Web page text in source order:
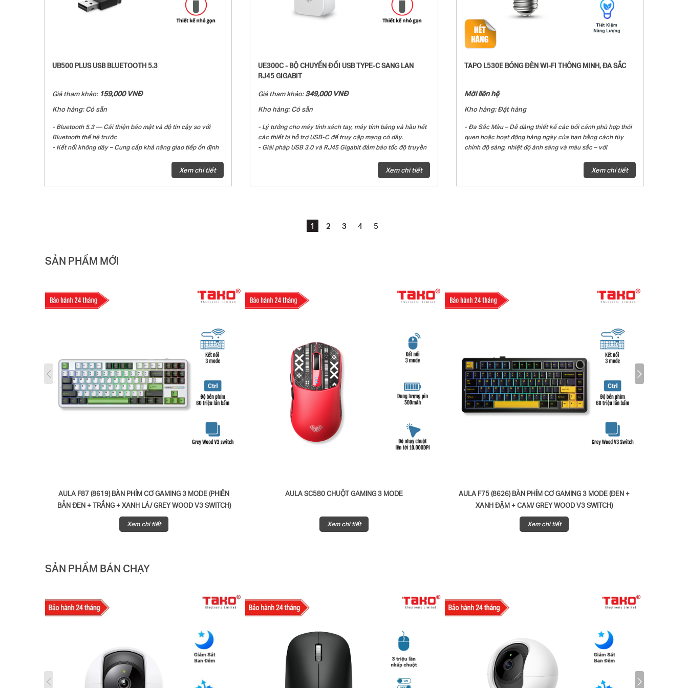
UB500 PLUS USB BLUETOOTH 5.3
Giá tham khảo: 159,000 VNĐ
Kho hàng: Có sẵn
- Bluetooth 5.3 — Cải thiện bảo mật và độ tin cậy so với
Bluetooth thế hệ trước
- Kết nối không dây – Cung cấp khả năng giao tiếp ổn định
- Ăng-ten đa hướng có thể điều chỉnh – Xoay và điều chỉnh
ăng-ten đa hướng để cải thiện trải nghiệm và hiệu suất của
Xem chi tiết
UE300C - BỘ CHUYỂN ĐỔI USB TYPE-C SANG LAN
RJ45 GIGABIT
Giá tham khảo:349,000 VNĐ
Kho hàng: Có sẵn
- Lý tưởng cho máy tính xách tay, máy tính bảng và hầu hết
các thiết bị hỗ trợ USB-C để truy cập mạng có dây.
- Giải pháp USB 3.0 và RJ45 Gigabit đảm bảo tốc độ truyền
- Cắm và dùng với Windows 11/10/8.1/8, macOS, iPadOS,
- Thiết kế dây có thể gập lại và nhỏ gọn phù hợp với
Xem chi tiết
TAPO L530E BÓNG ĐÈN WI-FI THÔNG MINH, ĐA SẮC
Mời liên hệ
Kho hàng: Đặt hàng
- Đa Sắc Màu – Dễ dàng thiết kế các bối cảnh phù hợp thói
quen hoặc hoạt động hàng ngày của bạn bằng cách tùy
chỉnh độ sáng, nhiệt độ ánh sáng và màu sắc – với
- Tương đương 60-watt – bóng đèn LED tạo độ sáng trắng
lên tới 806 lumens và có thể điều chỉnh độ sáng mờ từ 1%
đến 100%.
- Điều Khiển Bằng Giọng Nói – Quản lý đèn bằng lệnh thoại
của bạn, Tapo hoạt động với Amazon Alexa và Trợ lý
Google.
- Chế Độ Vắng Nhà – Tự động mô phỏng một người nào đó
đang ở nhà để những vị khách không mong muốn luôn tránh
xa nhà bạn.
- Khôi Phục Trạng Thái Ánh Sáng Cuối – bóng đèn tự động
trở lại trạng thái sau cùng, trước khi tắt nguồn.
Xem chi tiết
1 2 3 4 5
SẢN PHẨM MỚI
AULA F87 (8619) BÀN PHÍM CƠ GAMING 3 MODE (PHIÊN
BẢN ĐEN + TRẮNG + XANH LÁ/ GREY WOOD V3 SWITCH)
Xem chi tiết
AULA SC580 CHUỘT GAMING 3 MODE
Xem chi tiết
AULA F75 (8626) BÀN PHÍM CƠ GAMING 3 MODE (ĐEN +
XANH ĐẬM + CAM/ GREY WOOD V3 SWITCH)
Xem chi tiết
SẢN PHẨM BÁN CHẠY